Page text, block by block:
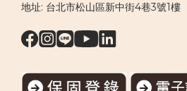
地址: 台北市松山區新中街4巷3號1樓